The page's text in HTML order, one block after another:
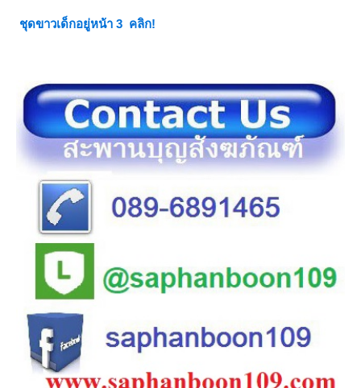
ชุดขาวเด็กอยู่หน้า 3 คลิก!